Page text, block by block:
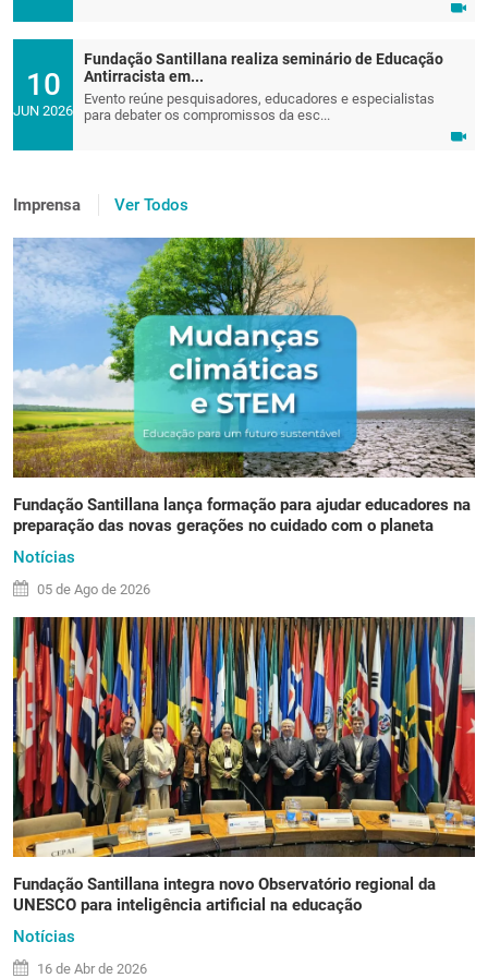
10
JUN 2026
Fundação Santillana realiza seminário de Educação
Antirracista em...
Evento reúne pesquisadores, educadores e especialistas
para debater os compromissos da esc...
Imprensa Ver Todos
Fundação Santillana lança formação para ajudar educadores na
preparação das novas gerações no cuidado com o planeta
Notícias
05 de Ago de 2026
Fundação Santillana integra novo Observatório regional da
UNESCO para inteligência artificial na educação
Notícias
16 de Abr de 2026